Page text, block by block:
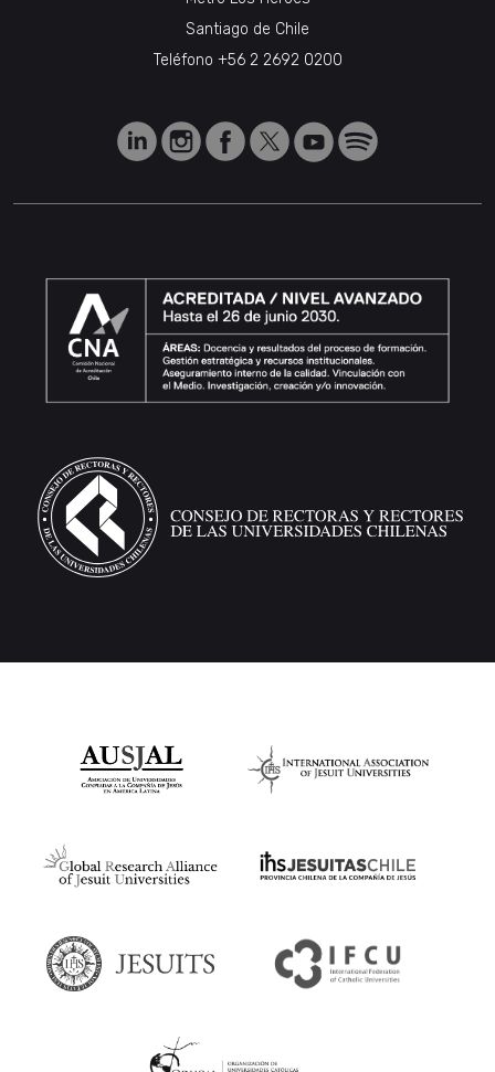
Santiago de Chile
Teléfono +56 2 2692 0200